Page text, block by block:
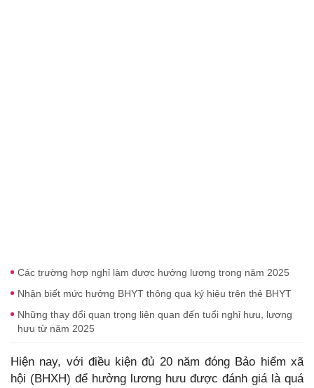
Các trường hợp nghỉ làm được hưởng lương trong năm 2025
Nhận biết mức hưởng BHYT thông qua ký hiệu trên thẻ BHYT
Những thay đổi quan trọng liên quan đến tuổi nghỉ hưu, lương
hưu từ năm 2025
Hiện nay, với điều kiện đủ 20 năm đóng Bảo hiểm xã
hội (BHXH) để hưởng lương hưu được đánh giá là quá